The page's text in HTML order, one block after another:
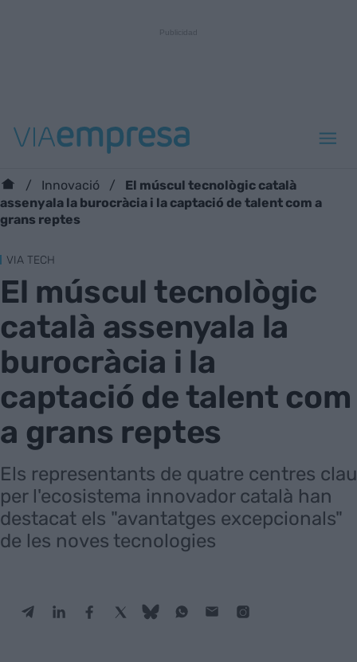
Innovació
El múscul tecnològic català
assenyala la burocràcia i la captació de talent com a
grans reptes
VIA TECH
El múscul tecnològic
català assenyala la
burocràcia i la
captació de talent com
a grans reptes
Els representants de quatre centres clau
per l'ecosistema innovador català han
destacat els "avantatges excepcionals"
de les noves tecnologies